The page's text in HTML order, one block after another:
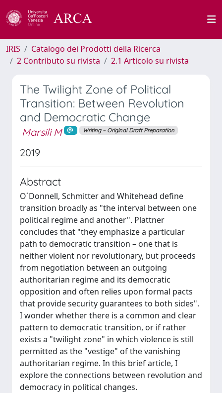
IRIS
Catalogo dei Prodotti della Ricerca
2 Contributo su rivista
2.1 Articolo su rivista
The Twilight Zone of Political
Transition: Between Revolution
and Democratic Change
Marsili M Writing – Original Draft Preparation
2019
Abstract
O´Donnell, Schmitter and Whitehead define
transition broadly as "the interval between one
political regime and another". Plattner
concludes that "they emphasize a particular
path to democratic transition – one that is
neither violent nor revolutionary, but proceeds
from negotiation between an outgoing
authoritarian regime and its democratic
opposition and often relies upon formal pacts
that provide security guarantees to both sides".
I wonder whether there is a common and clear
pattern to democratic transition, or if rather
exists a "twilight zone" in which violence is still
permitted as the "vestige" of the vanishing
authoritarian regime. In this brief article, I
explore the connections between revolution and
democracy in political changes.